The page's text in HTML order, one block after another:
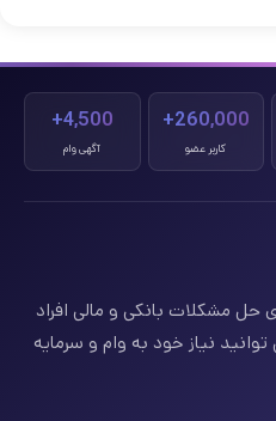
260,000+
کاربر عضو
4,500+
آگهی وام
حل مشکلات بانکی و مالی افراد
نیاز خود به وام و سرمایه